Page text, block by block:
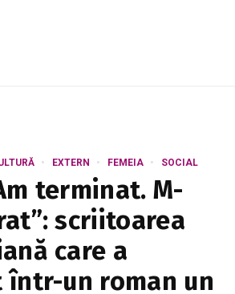
EXTERN FEMEIA SOCIAL
terminat. M-
scriitoarea
care a
într-un roman un